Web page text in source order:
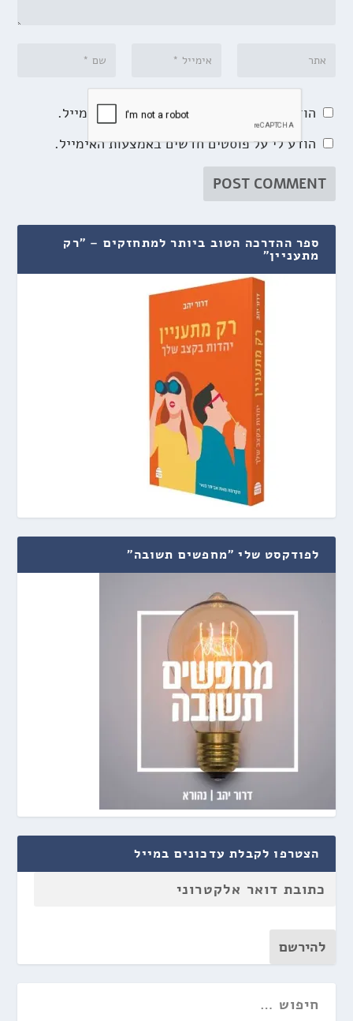
הודע לי על תגובות נוספות באמצעות האימייל.
הודע לי על פוסטים חדשים באמצעות האימייל.
ספר ההדרכה הטוב ביותר למתחזקים – "רק
מתעניין"
לפודקסט שלי "מחפשים תשובה"
הצטרפו לקבלת עדכונים במייל
להירשם